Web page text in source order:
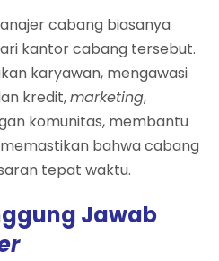
cabang biasanya
kantor cabang tersebut.
karyawan, mengawasi
kredit,marketing,
komunitas, membantu
bahwa cabang
tepat waktu.
Jawab